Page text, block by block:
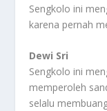
Sengkolo ini
karena pernah
Dewi Sri
Sengkolo ini
memperoleh
selalu